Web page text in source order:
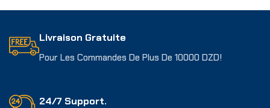
Livraison Gratuite
Pour Les Commandes De Plus De 10000 DZD!
24/7 Support.